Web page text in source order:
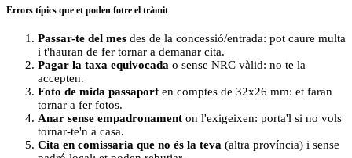
Errors típics que et poden fotre el tràmit
Passar-te del mes des de la concessió/entrada: pot caure multa
i t'hauran de fer tornar a demanar cita.
Pagar la taxa equivocada o sense NRC vàlid: no te la
accepten.
Foto de mida passaport en comptes de 32x26 mm: et faran
tornar a fer fotos.
Anar sense empadronament on l'exigeixen: porta'l si no vols
tornar-te'n a casa.
Cita en comissaria que no és la teva (altra província) i sense